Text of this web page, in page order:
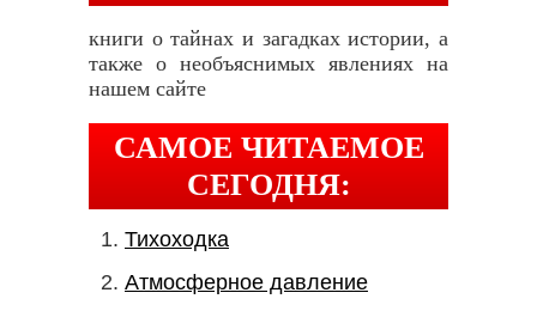
книги о тайнах и загадках истории, а
также о необъяснимых явлениях на
нашем сайте
САМОЕ ЧИТАЕМОЕ
СЕГОДНЯ:
Тихоходка
Атмосферное давление